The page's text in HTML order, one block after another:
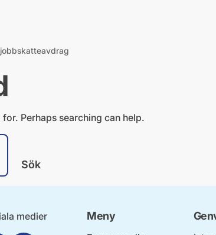
jobbskatteavdrag
Perhaps searching can help.
medier
Meny